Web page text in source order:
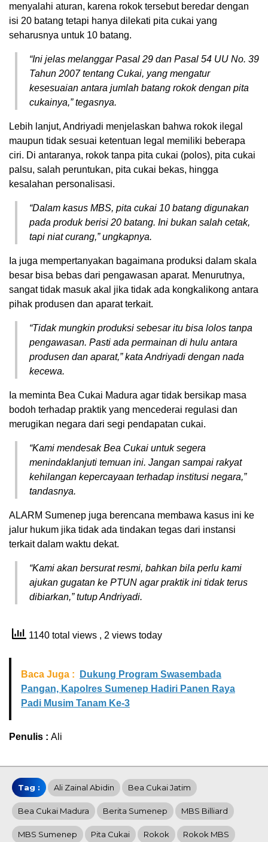
menyalahi aturan, karena rokok tersebut beredar dengan
isi 20 batang tetapi hanya dilekati pita cukai yang
seharusnya untuk 10 batang.
“Ini jelas melanggar Pasal 29 dan Pasal 54 UU No. 39
Tahun 2007 tentang Cukai, yang mengatur
kesesuaian antara jumlah batang rokok dengan pita
cukainya,” tegasnya.
Lebih lanjut, Andriyadi menjelaskan bahwa rokok ilegal
maupun tidak sesuai ketentuan legal memiliki beberapa
ciri. Di antaranya, rokok tanpa pita cukai (polos), pita cukai
palsu, salah peruntukan, pita cukai bekas, hingga
kesalahan personalisasi.
“Dalam kasus MBS, pita cukai 10 batang digunakan
pada produk berisi 20 batang. Ini bukan salah cetak,
tapi niat curang,” ungkapnya.
Ia juga mempertanyakan bagaimana produksi dalam skala
besar bisa bebas dari pengawasan aparat. Menurutnya,
sangat tidak masuk akal jika tidak ada kongkalikong antara
pihak produsen dan aparat terkait.
“Tidak mungkin produksi sebesar itu bisa lolos tanpa
pengawasan. Pasti ada permainan di hulu antara
produsen dan aparat,” kata Andriyadi dengan nada
kecewa.
Ia meminta Bea Cukai Madura agar tidak bersikap masa
bodoh terhadap praktik yang mencederai regulasi dan
merugikan negara dari segi pendapatan cukai.
“Kami mendesak Bea Cukai untuk segera
menindaklanjuti temuan ini. Jangan sampai rakyat
kehilangan kepercayaan terhadap institusi negara,”
tandasnya.
ALARM Sumenep juga berencana membawa kasus ini ke
jalur hukum jika tidak ada tindakan tegas dari instansi
terkait dalam waktu dekat.
“Kami akan bersurat resmi, bahkan bila perlu kami
ajukan gugatan ke PTUN agar praktik ini tidak terus
dibiarkan,” tutup Andriyadi.
1140 total views , 2 views today
Baca Juga :
Dukung Program Swasembada
Pangan, Kapolres Sumenep Hadiri Panen Raya
Padi Musim Tanam Ke-3
Penulis : Ali
Tag : Ali Zainal Abidin Bea Cukai Jatim
Bea Cukai Madura Berita Sumenep MBS Billiard
MBS Sumenep Pita Cukai Rokok Rokok MBS